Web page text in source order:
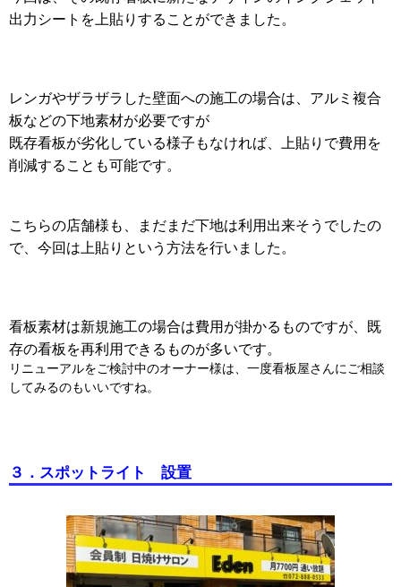
出力シートを上貼りすることができました。
レンガやザラザラした壁面への施工の場合は、アルミ複合
板などの下地素材が必要ですが
既存看板が劣化している様子もなければ、上貼りで費用を
削減することも可能です。
こちらの店舗様も、まだまだ下地は利用出来そうでしたの
で、今回は上貼りという方法を行いました。
看板素材は新規施工の場合は費用が掛かるものですが、既
存の看板を再利用できるものが多いです。
リニューアルをご検討中のオーナー様は、一度看板屋さんにご相談
してみるのもいいですね。
３．スポットライト 設置